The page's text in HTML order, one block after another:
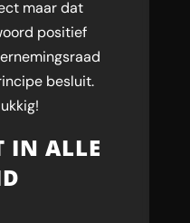
maar dat
positief
besluit.
IN ALLE